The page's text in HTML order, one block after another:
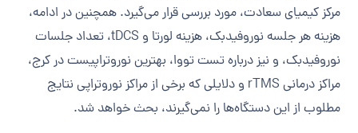
مرکز کیمیای سعادت، مورد بررسی قرار می‌گیرد. همچنین در ادامه،
هزینه هر جلسه نوروفیدبک، هزینه لورتا و tDCS، تعداد جلسات
نوروفیدبک، و نیز درباره تست تووا، بهترین نوروتراپیست در کرج،
مراکز درمانی rTMS و دلایلی که برخی از مراکز نوروتراپی نتایج
مطلوب از این دستگاه‌ها را نمی‌گیرند، بحث خواهد شد.